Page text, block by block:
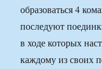
образоваться 4
последуют
в ходе которых
каждому из своих